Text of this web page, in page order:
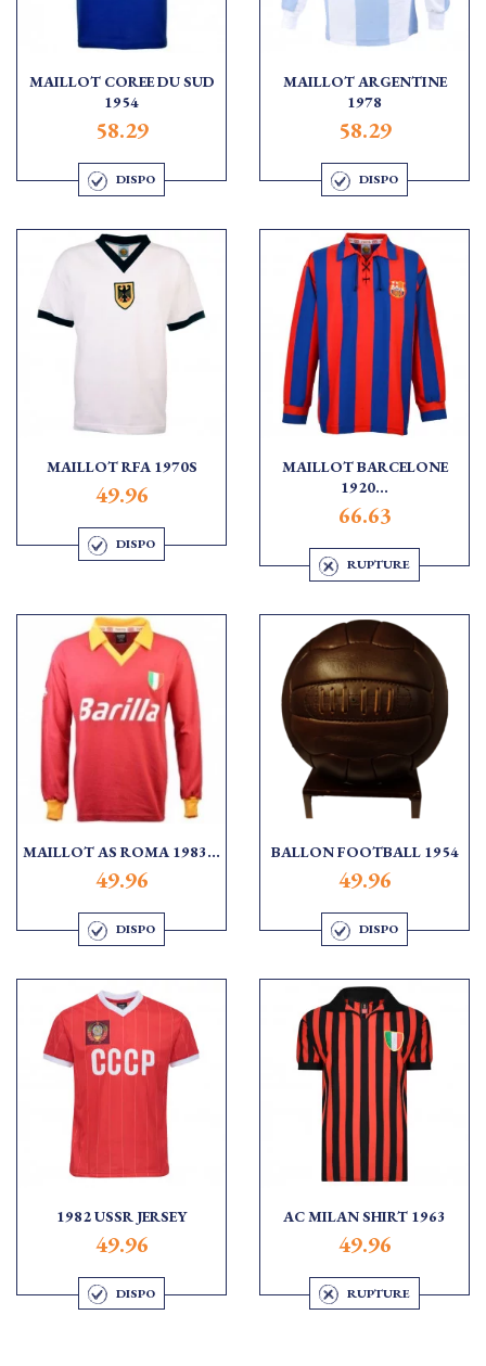
MAILLOT COREE DU SUD
1954
58.29
DISPO
MAILLOT ARGENTINE
1978
58.29
DISPO
MAILLOT RFA 1970S
49.96
DISPO
MAILLOT BARCELONE
1920...
66.63
RUPTURE
MAILLOT AS ROMA 1983...
49.96
DISPO
BALLON FOOTBALL 1954
49.96
DISPO
1982 USSR JERSEY
49.96
DISPO
AC MILAN SHIRT 1963
49.96
RUPTURE